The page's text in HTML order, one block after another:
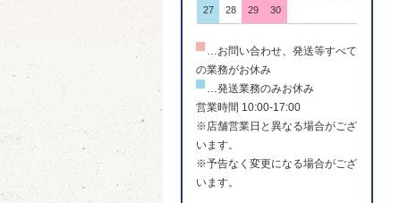
27 28 29 30
…お問い合わせ、発送等すべて
の業務がお休み
…発送業務のみお休み
営業時間 10:00-17:00
※店舗営業日と異なる場合がござ
います。
※予告なく変更になる場合がござ
います。